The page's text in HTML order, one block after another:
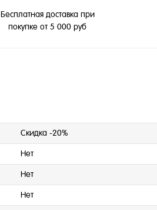
Бесплатная доставка при
покупке от 5 000 руб
Скидка -20%
Нет
Нет
Нет